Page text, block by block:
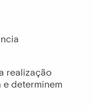
realização
determinem